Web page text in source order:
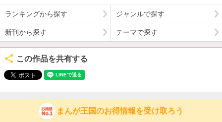
ランキングから探す ジャンルで探す
新刊から探す テーマで探す
この作品を共有する
まんが王国のお得情報を受け取ろう